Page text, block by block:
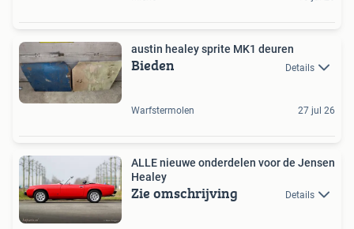
austin healey sprite MK1 deuren
Bieden Details
Warfstermolen 27 jul 26
ALLE nieuwe onderdelen voor de Jensen
Healey
Zie omschrijving Details